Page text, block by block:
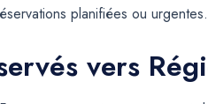
planifiées ou urgentes.
vers